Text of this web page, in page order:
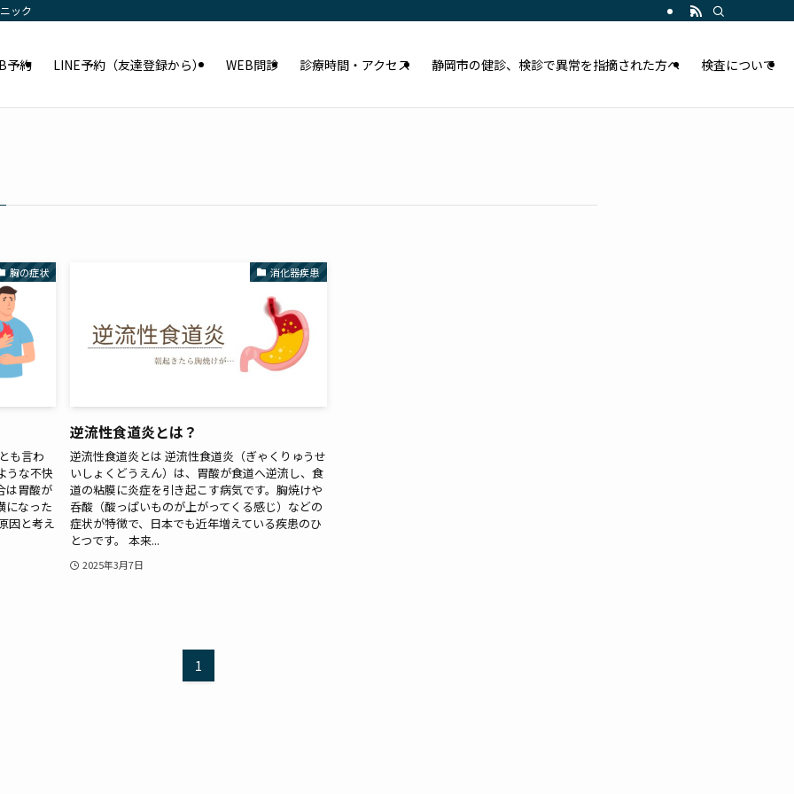
ック
予約 LINE予約（友達登録から） WEB問診 診療時間・アクセス 静岡市の健診、検診で異常を指摘された方へ 検査について
胸の症状
も言わ
うな不快
は胃酸が
になった
因と考え
消化器疾患
逆流性食道炎とは？
逆流性食道炎とは 逆流性食道炎（ぎゃくりゅうせ
いしょくどうえん）は、胃酸が食道へ逆流し、食
道の粘膜に炎症を引き起こす病気です。胸焼けや
呑酸（酸っぱいものが上がってくる感じ）などの
症状が特徴で、日本でも近年増えている疾患のひ
とつです。 本来...
2025年3月7日
1